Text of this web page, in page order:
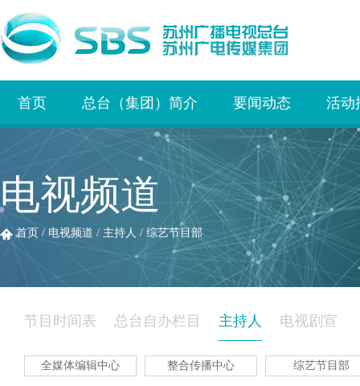
首页 总台（集团）简介 要闻动态 活动
电视频道
首页 / 电视频道 / 主持人 / 综艺节目部
节目时间表 总台自办栏目 主持人
全媒体编辑中心 整合传播中心 综艺节目部
电视剧宣